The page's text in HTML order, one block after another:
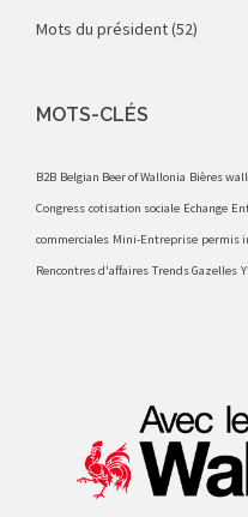
Mots du président(52)
MOTS-CLÉS
B2B Belgian Beer of Wallonia Bières
Congress cotisation sociale Echange
commerciales Mini-Entreprise permis
Rencontres d'affaires Trends Gazelles